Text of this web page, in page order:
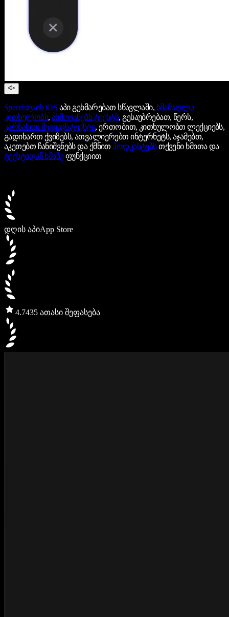
Speechify-ის iOS აპი გეხმარებათ სწავლაში, ხმამაღლა
კითხულობს, ახმოვანებს ტექსტს, გესაუბრებათ, წერს,
კარნახით შეგყავს ტექსტი, ერთობით, კითხულობთ ლექციებს,
გადიხართ ქვიზებს, ათვალიერებთ ინტერნეტს, აჯამებთ,
აკეთებთ ჩანიშვნებს და ქმნითპოდკასტებსთქვენი ხმითა და
ტექსტიდან ხმაზეფუნქციით
დღის აპიApp Store
4.7435 ათასი შეფასება